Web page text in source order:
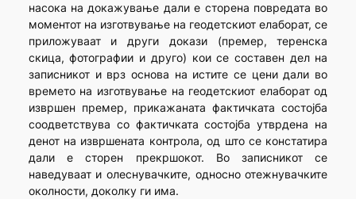
насока на докажување дали е сторена повредата во
моментот на изготвување на геодетскиот елаборат, се
приложуваат и други докази (премер, теренска
скица, фотографии и друго) кои се составен дел на
записникот и врз основа на истите се цени дали во
времето на изготвување на геодетскиот елаборат од
извршен премер, прикажаната фактичката состојба
соодветствува со фактичката состојба утврдена на
денот на извршената контрола, од што се констатира
дали е сторен прекршокот. Во записникот се
наведуваат и олеснувачките, односно отежнувачките
околности, доколку ги има.